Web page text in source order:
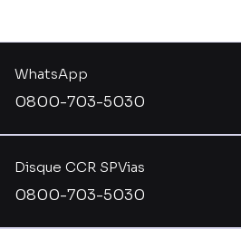
Disque CCR SPVias
0800-703-5030
WhatsApp
0800-703-5030